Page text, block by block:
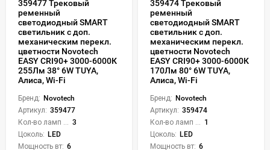
359477 Трековый
ременный
светодиодный SMART
светильник c доп.
механическим перекл.
цветности Novotech
EASY CRI90+ 3000-6000К
255Лм 38° 6W TUYA,
Алиса, Wi-Fi
Бренд: Novotech
Артикул: 359477
3
Цоколь: LED
Мощность вт: 6
359474 Трековый
ременный
светодиодный SMART
светильник c доп.
механическим перекл.
цветности Novotech
EASY CRI90+ 3000-6000К
170Лм 80° 6W TUYA,
Алиса, Wi-Fi
Бренд: Novotech
Артикул: 359474
1
Цоколь: LED
Мощность вт: 6